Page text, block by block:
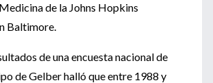
de la Johns Hopkins
Baltimore.
de una encuesta nacional de
de Gelber halló que entre 1988 y